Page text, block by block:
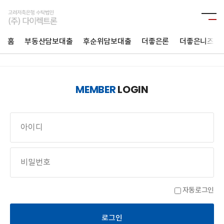
홈 부동산담보대출 후순위담보대출 더좋은론 더좋은니즈론
MEMBERLOGIN
자동로그인